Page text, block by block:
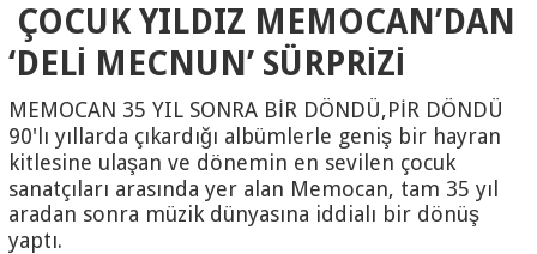
ÇOCUK YILDIZ MEMOCAN’DAN
‘DELİ MECNUN’ SÜRPRİZİ
MEMOCAN 35 YIL SONRA BİR DÖNDÜ,PİR DÖNDÜ
90'lı yıllarda çıkardığı albümlerle geniş bir hayran
kitlesine ulaşan ve dönemin en sevilen çocuk
sanatçıları arasında yer alan Memocan, tam 35 yıl
aradan sonra müzik dünyasına iddialı bir dönüş
yaptı.